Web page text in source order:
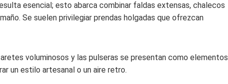
esencial; esto abarca combinar faldas extensas, chalecos
Se suelen privilegiar prendas holgadas que ofrezcan
voluminosos y las pulseras se presentan como elementos
un estilo artesanal o un aire retro.